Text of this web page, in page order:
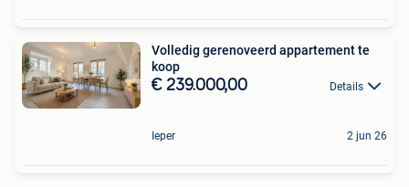
Volledig gerenoveerd appartement te
koop
€ 239.000,00 Details
Ieper 2 jun 26